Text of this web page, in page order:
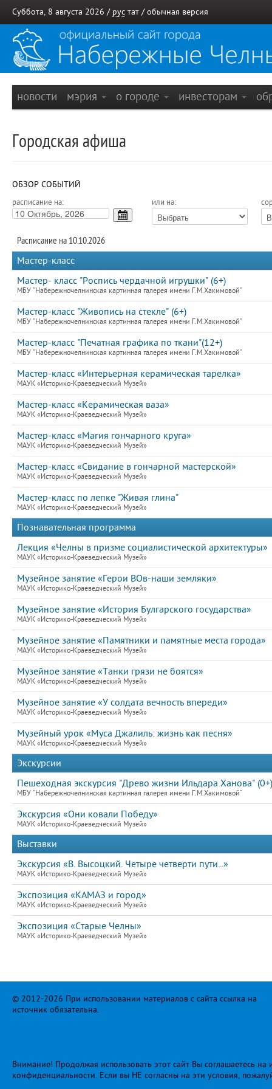
Суббота, 8 августа 2026 / рус тат / обычная версия
новости мэрия о городе инвесторам
Городская афиша
ОБЗОР СОБЫТИЙ
расписание на: или на:
Расписание на 10.10.2026
Мастер-класс
Мастер- класс "Роспись чердачной игрушки" (6+)
МБУ "Набережночелнинская картинная галерея имени Г.М.Хакимовой"
Мастер-класс "Живопись на стекле" (6+)
МБУ "Набережночелнинская картинная галерея имени Г.М.Хакимовой"
Мастер-класс "Печатная графика по ткани"(12+)
МБУ "Набережночелнинская картинная галерея имени Г.М.Хакимовой"
Мастер-класс «Интерьерная керамическая тарелка»
МАУК «Историко-Краеведческий Музей»
Мастер-класс «Керамическая ваза»
МАУК «Историко-Краеведческий Музей»
Мастер-класс «Магия гончарного круга»
МАУК «Историко-Краеведческий Музей»
Мастер-класс «Свидание в гончарной мастерской»
МАУК «Историко-Краеведческий Музей»
Мастер-класс по лепке "Живая глина"
МАУК «Историко-Краеведческий Музей»
Познавательная программа
Лекция «Челны в призме социалистической архитектуры»
МАУК «Историко-Краеведческий Музей»
Музейное занятие «Герои ВОв-наши земляки»
МАУК «Историко-Краеведческий Музей»
Музейное занятие «История Булгарского государства»
МАУК «Историко-Краеведческий Музей»
Музейное занятие «Памятники и памятные места города»
МАУК «Историко-Краеведческий Музей»
Музейное занятие «Танки грязи не боятся»
МАУК «Историко-Краеведческий Музей»
Музейное занятие «У солдата вечность впереди»
МАУК «Историко-Краеведческий Музей»
Музейный урок «Муса Джалиль: жизнь как песня»
МАУК «Историко-Краеведческий Музей»
Экскурсии
Пешеходная экскурсия "Древо жизни Ильдара Ханова" (0+)
МБУ "Набережночелнинская картинная галерея имени Г.М.Хакимовой"
Экскурсия «Они ковали Победу»
МАУК «Историко-Краеведческий Музей»
Выставки
Экскурсия «В. Высоцкий. Четыре четверти пути...»
МАУК «Историко-Краеведческий Музей»
Экспозиция «КАМАЗ и город»
МАУК «Историко-Краеведческий Музей»
Экспозиция «Старые Челны»
МАУК «Историко-Краеведческий Музей»
© 2012-2026 При использовании материалов с сайта ссылка на
источник обязательна.
Внимание! Продолжая использовать этот сайт Вы соглашаетесь
конфиденциальности. Если вы НЕ согласны на эти условия,